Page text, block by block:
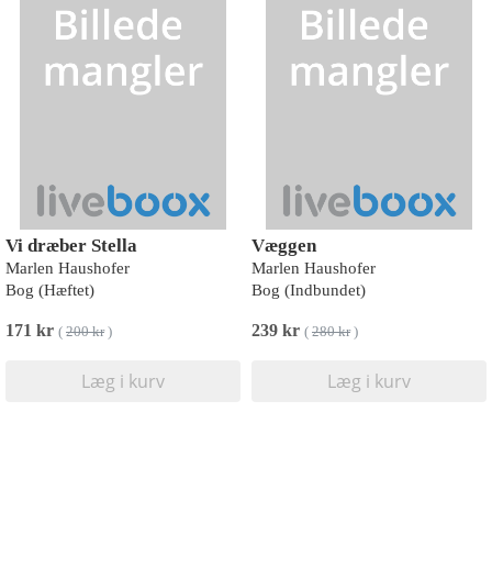
Vi dræber Stella
Marlen Haushofer
Bog (Hæftet)
171 kr ( 200 kr)
Læg i kurv
Væggen
Marlen Haushofer
Bog (Indbundet)
239 kr ( 280 kr)
Læg i kurv